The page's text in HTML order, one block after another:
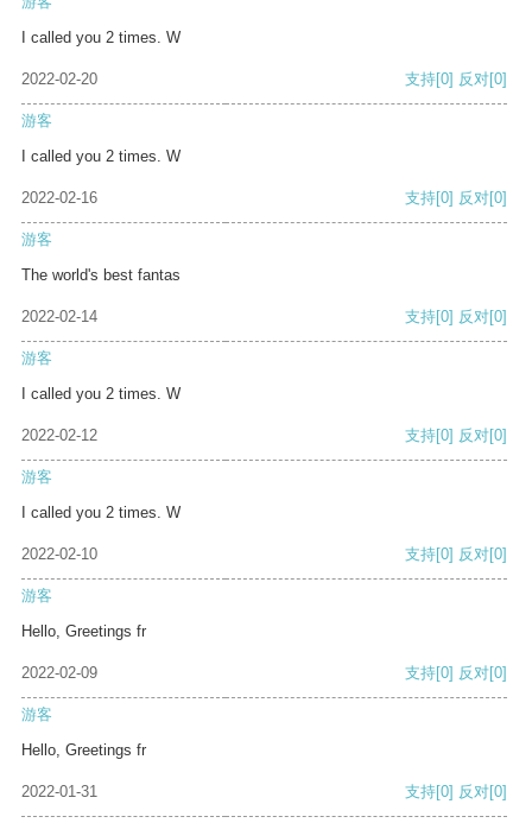
I called you 2 times. W
2022-02-20 支持[0] 反对[0]
游客
I called you 2 times. W
2022-02-16 支持[0] 反对[0]
游客
The world's best fantas
2022-02-14 支持[0] 反对[0]
游客
I called you 2 times. W
2022-02-12 支持[0] 反对[0]
游客
I called you 2 times. W
2022-02-10 支持[0] 反对[0]
游客
Hello, Greetings fr
2022-02-09 支持[0] 反对[0]
游客
Hello, Greetings fr
2022-01-31 支持[0] 反对[0]